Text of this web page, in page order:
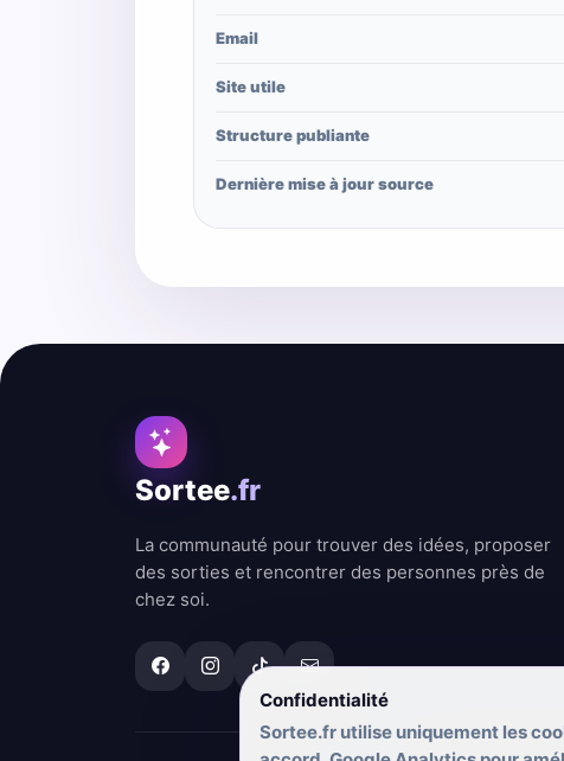
Email
Site utile
Structure publiante
Dernière mise à jour source
Sortee.fr
La communauté pour trouver des idées, proposer
des sorties et rencontrer des personnes près de
chez soi.
Confidentialité
Sortee.fr utilise uniquement les